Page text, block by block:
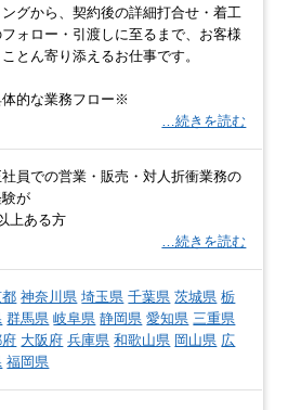
ングから、契約後の詳細打合せ・着工
ォロー・引渡しに至るまで、お客様
とん寄り添えるお仕事です。
的な業務フロー※
…続きを読む
員での営業・販売・対人折衝業務の
験が
上ある方
…続きを読む
神奈川県 埼玉県 千葉県 茨城県 栃
群馬県 岐阜県 静岡県 愛知県 三重県
大阪府 兵庫県 和歌山県 岡山県 広
福岡県